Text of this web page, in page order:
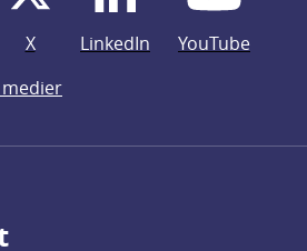
X LinkedIn
YouTube
medier